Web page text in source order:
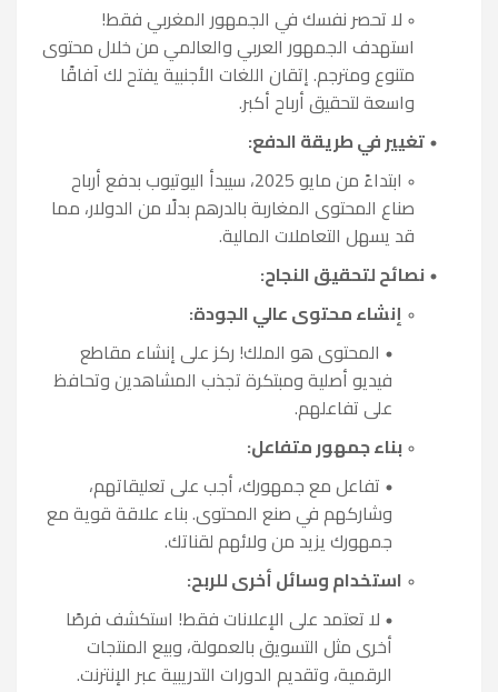
لا تحصر نفسك في الجمهور المغربي فقط!
استهدف الجمهور العربي والعالمي من خلال محتوى
متنوع ومترجم. إتقان اللغات الأجنبية يفتح لك آفاقًا
واسعة لتحقيق أرباح أكبر.
تغيير في طريقة الدفع:
ابتداءً من مايو 2025، سيبدأ اليوتيوب بدفع أرباح
صناع المحتوى المغاربة بالدرهم بدلًا من الدولار، مما
قد يسهل التعاملات المالية.
نصائح لتحقيق النجاح:
إنشاء محتوى عالي الجودة:
المحتوى هو الملك! ركز على إنشاء مقاطع
فيديو أصلية ومبتكرة تجذب المشاهدين وتحافظ
على تفاعلهم.
بناء جمهور متفاعل:
تفاعل مع جمهورك، أجب على تعليقاتهم،
وشاركهم في صنع المحتوى. بناء علاقة قوية مع
جمهورك يزيد من ولائهم لقناتك.
استخدام وسائل أخرى للربح:
لا تعتمد على الإعلانات فقط! استكشف فرصًا
أخرى مثل التسويق بالعمولة، وبيع المنتجات
الرقمية، وتقديم الدورات التدريبية عبر الإنترنت.